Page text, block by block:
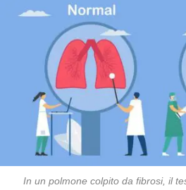
In un polmone colpito da fibrosi, il